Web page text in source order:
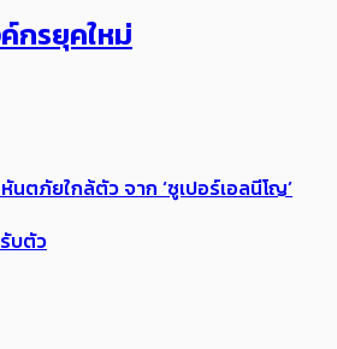
กรยุคใหม่
นตภัยใกล้ตัว จาก ‘ซูเปอร์เอลนีโญ’
บตัว